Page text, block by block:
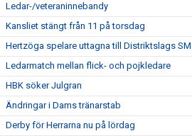
Ledar-/veteraninnebandy
Kansliet stängt från 11 på torsdag
Hertzöga spelare uttagna till Distriktslags
Ledarmatch mellan flick- och pojkledare
HBK söker Julgran
Ändringar i Dams tränarstab
Derby för Herrarna nu på lördag